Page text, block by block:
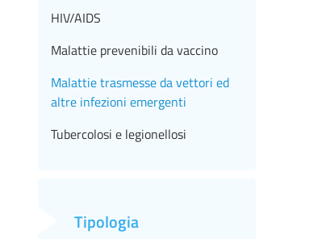
HIV/AIDS
Malattie prevenibili da vaccino
Malattie trasmesse da vettori ed
altre infezioni emergenti
Tubercolosi e legionellosi
Tipologia